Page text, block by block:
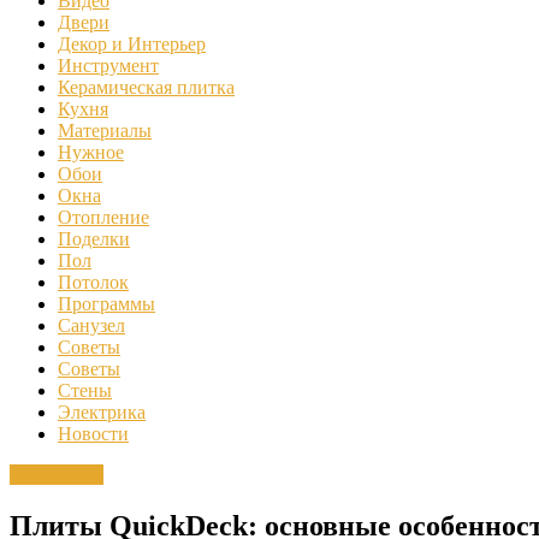
Двери
Декор и Интерьер
Инструмент
Керамическая плитка
Кухня
Материалы
Нужное
Обои
Окна
Отопление
Поделки
Пол
Потолок
Программы
Санузел
Советы
Советы
Стены
Электрика
Новости
Плиты QuickDeck: основные